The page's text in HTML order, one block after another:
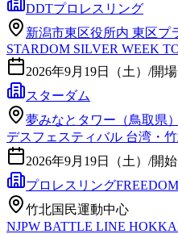
DDTプロレスリング
新潟市東区役所内 東区プ
STARDOM SILVER WEEK
2026年9月19日（土） /開
スターダム
夢みなとタワー（鳥取県）
デスフェスティバル 台湾・
2026年9月19日（土） /開
プロレスリング
竹北国民運動中心
NJPW BATTLE LINE